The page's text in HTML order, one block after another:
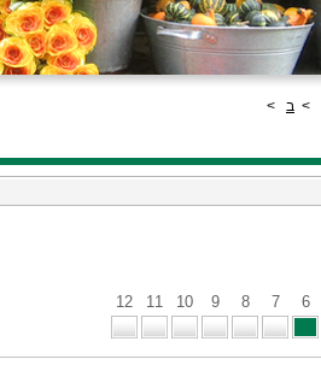
> ב >
6
7
8
9
10
11
12